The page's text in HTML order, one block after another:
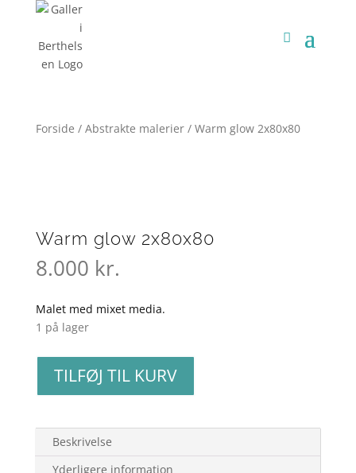
Forside / Abstrakte malerier/ Warm glow 2x80x80
Warm glow 2x80x80
8.000 kr.
Malet med mixet media.
1 på lager
glow
2x80x80
TILFØJ TIL KURV
Beskrivelse
Yderligere information